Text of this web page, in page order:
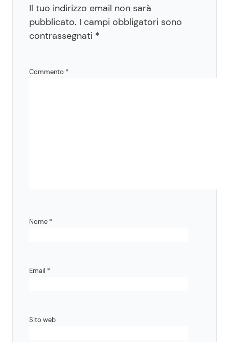
Il tuo indirizzo email non sarà
pubblicato. I campi obbligatori sono
contrassegnati *
Commento *
Nome *
Email *
Sito web